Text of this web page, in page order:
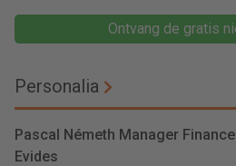
Ontvang de gratis
Personalia
Pascal Németh Manager
Evides